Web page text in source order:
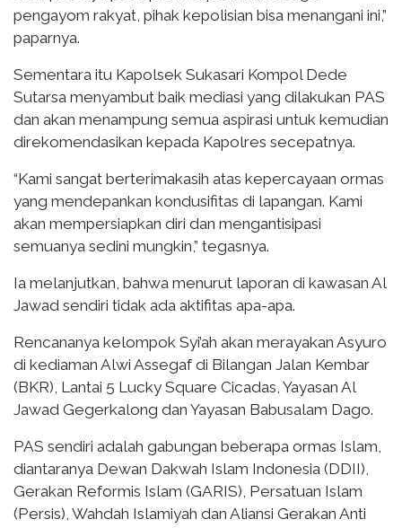
pengayom rakyat, pihak kepolisian bisa menangani ini,”
paparnya.
Sementara itu Kapolsek Sukasari Kompol Dede
Sutarsa menyambut baik mediasi yang dilakukan PAS
dan akan menampung semua aspirasi untuk kemudian
direkomendasikan kepada Kapolres secepatnya.
“Kami sangat berterimakasih atas kepercayaan ormas
yang mendepankan kondusifitas di lapangan. Kami
akan mempersiapkan diri dan mengantisipasi
semuanya sedini mungkin,” tegasnya.
Ia melanjutkan, bahwa menurut laporan di kawasan Al
Jawad sendiri tidak ada aktifitas apa-apa.
Rencananya kelompok Syi’ah akan merayakan Asyuro
di kediaman Alwi Assegaf di Bilangan Jalan Kembar
(BKR), Lantai 5 Lucky Square Cicadas, Yayasan Al
Jawad Gegerkalong dan Yayasan Babusalam Dago.
PAS sendiri adalah gabungan beberapa ormas Islam,
diantaranya Dewan Dakwah Islam Indonesia (DDII),
Gerakan Reformis Islam (GARIS), Persatuan Islam
(Persis), Wahdah Islamiyah dan Aliansi Gerakan Anti